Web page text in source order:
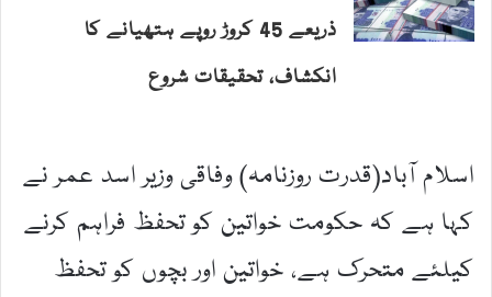
ذریعے 45 کروڑ روپے ہتھیانے کا
انکشاف، تحقیقات شروع
اسلام آباد(قدرت روزنامہ) وفاقی وزیر اسد عمر نے
کہا ہے کہ حکومت خواتین کو تحفظ فراہم کرنے
کیلئے متحرک ہے، خواتین اور بچوں کو تحفظ